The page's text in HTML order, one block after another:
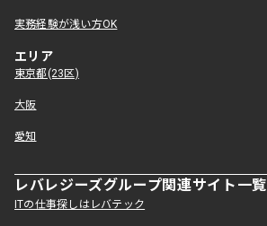
実務経験が浅い方OK
エリア
東京都(23区)
大阪
愛知
レバレジーズグループ関連サイト一覧
ITの仕事探しはレバテック